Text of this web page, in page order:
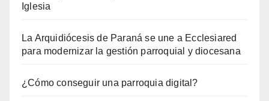
Iglesia
La Arquidiócesis de Paraná se une a Ecclesiared
para modernizar la gestión parroquial y diocesana
¿Cómo conseguir una parroquia digital?